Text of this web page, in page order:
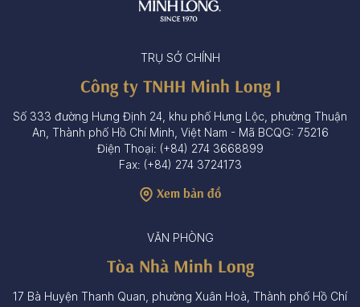
TRỤ SỞ CHÍNH
Công ty TNHH Minh Long I
Số 333 đường Hưng Định 24, khu phố Hưng Lộc, phường Thuận
An, Thành phố Hồ Chí Minh, Việt Nam - Mã BCQG: 75216
Điện Thoại: (+84) 274 3668899
Fax: (+84) 274 3724173
Xem bản đồ
VĂN PHÒNG
Tòa Nhà Minh Long
17 Bà Huyện Thanh Quan, phường Xuân Hoà, Thành phố Hồ Chí